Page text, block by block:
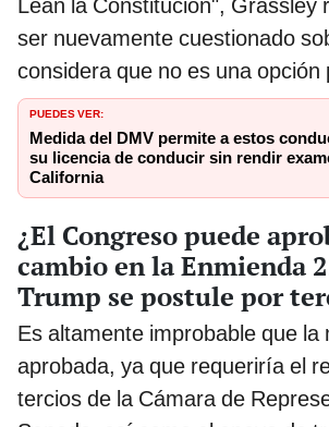
Lean la Constitución", Grassley
ser nuevamente cuestionado
considera que no es una opción
PUEDES VER:
Medida del DMV permite a estos
su licencia de conducir sin rendir
California
¿El Congreso puede
cambio en la Enmienda
Trump se postule por
Es altamente improbable que la
aprobada, ya que requeriría el
tercios de la Cámara de